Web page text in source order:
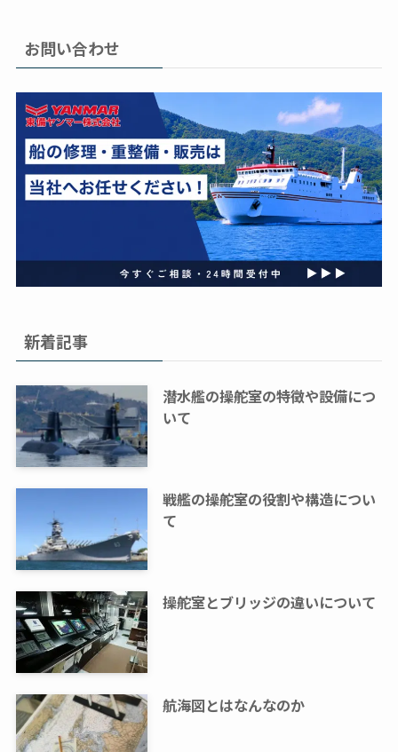
お問い合わせ
新着記事
潜水艦の操舵室の特徴や設備につ
いて
戦艦の操舵室の役割や構造につい
て
操舵室とブリッジの違いについて
航海図とはなんなのか